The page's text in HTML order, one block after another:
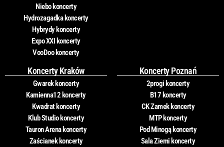
Niebo koncerty
Hydrozagadka koncerty
Hybrydy koncerty
Expo XXI koncerty
VooDoo koncerty
Koncerty Kraków
Gwarek koncerty
Kamienna12 koncerty
Kwadrat koncerty
Klub Studio koncerty
Tauron Arena koncerty
Zaścianek koncerty
Koncerty Poznań
2progi koncerty
B17 koncerty
CK Zamek koncerty
MTP koncerty
Pod Minogą koncerty
Sala Ziemi koncerty